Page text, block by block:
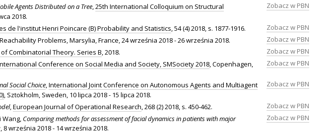
Agents Distributed on a Tree 25th International Colloquium on Structural
2018.
Zobacz w PBN
de l'institut Henri Poincare (B) Probability and Statistics , 54 (4) 2018, s. 1877-1916.
Zobacz w PBN
, Reachability Problems, Marsylia, France, 24 września 2018 - 26 września 2018.
Zobacz w PBN
Combinatorial Theory. Series B , 2018.
Zobacz w PBN
Conference on Social Media and Society, SMSociety 2018 , Copenhagen,
Zobacz w PBN
Social Choice International Joint Conference on Autonomous Agents and Multiagent
, Sztokholm, Sweden, 10 lipca 2018 - 15 lipca 2018.
Zobacz w PBN
, European Journal of Operational Research , 268 (2) 2018, s. 450-462.
Zobacz w PBN
Comparing methods for assessment of facial dynamics in patients with major
września 2018 - 14 września 2018.
Zobacz w PBN